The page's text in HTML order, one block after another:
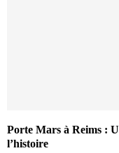
Porte Mars à Reims :
l’histoire